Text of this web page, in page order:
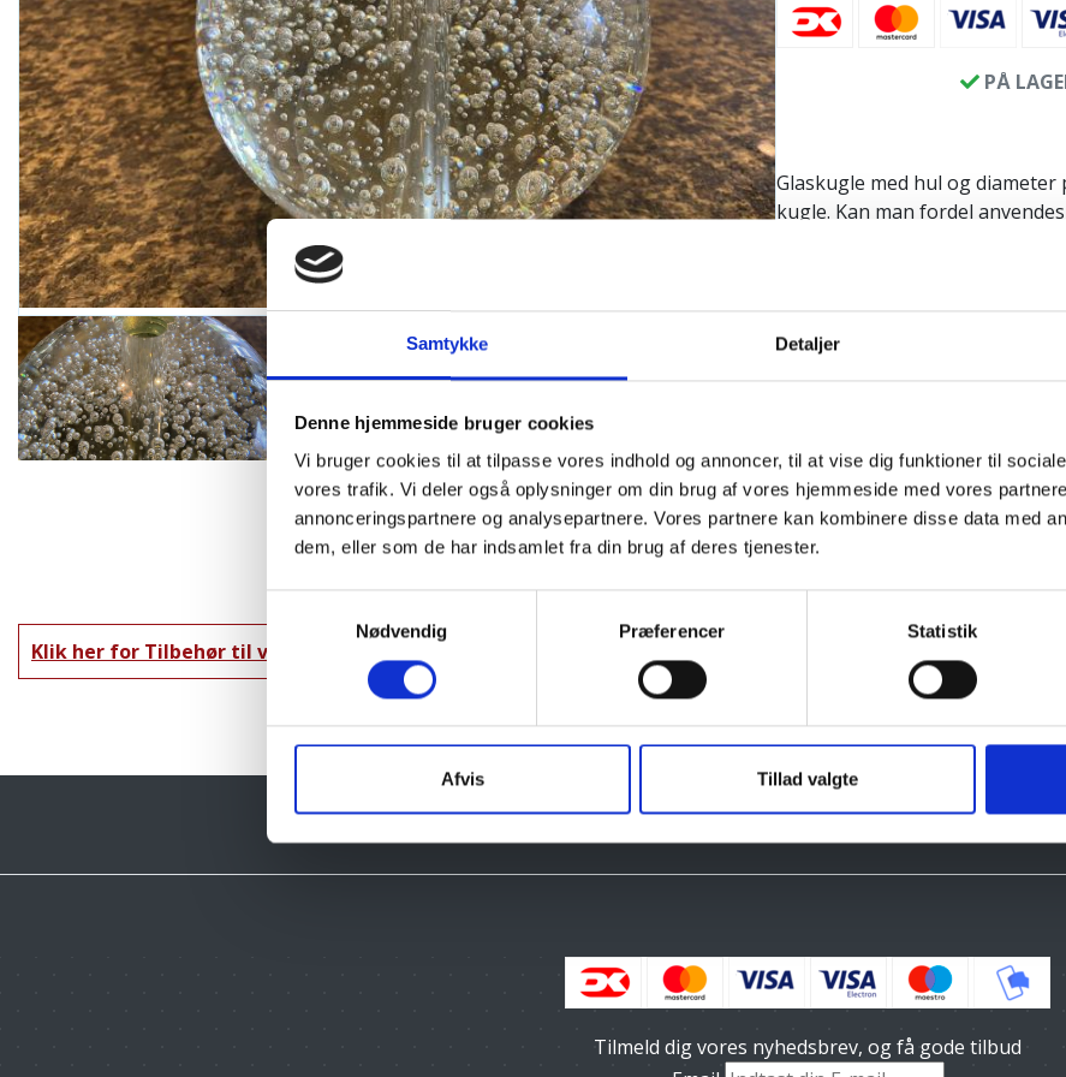
Samtykke Detaljer
Denne hjemmeside bruger cookies
Vi bruger cookies til at tilpasse vores indhold og annoncer, til at vise dig funktioner til
vores trafik. Vi deler også oplysninger om din brug af vores hjemmeside med vores
annonceringspartnere og analysepartnere. Vores partnere kan kombinere disse data med
dem, eller som de har indsamlet fra din brug af deres tjenester.
Nødvendig
Præferencer Statistik
Afvis Tillad valgte
PÅ
Glaskugle med hul og
kugle. Kan man fordel
Klik her for Tilbehør til vandmiljø oversigt
Tilmeld dig vores nyhedsbrev, og få gode tilbud